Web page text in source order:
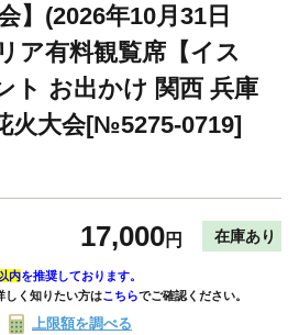
】(2026年10月31日
ア有料観覧席【イス
ト お出かけ 関西 兵庫
火大会[№5275-0719]
17,000円 在庫あり
内を推奨しております。
しく知りたい方はこちらでご確認ください。
上限額を調べる